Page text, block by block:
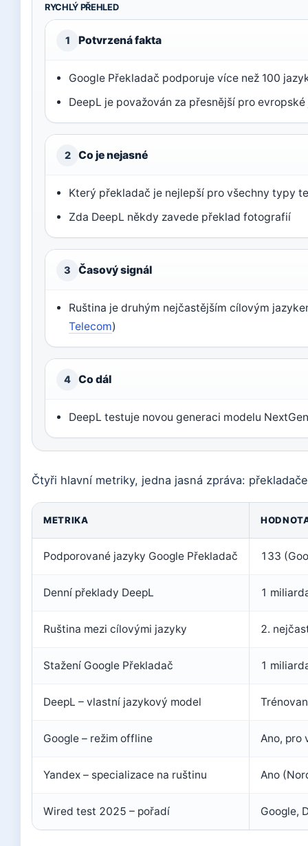
RYCHLÝ PŘEHLED
1 Potvrzená fakta
Google Překladač podporuje více než 100
DeepL je považován za přesnější pro
2 Co je nejasné
Který překladač je nejlepší pro všechny typy
Zda DeepL někdy zavede překlad fotografií
3 Časový signál
Ruština je druhým nejčastějším cílovým
Telecom)
4 Co dál
DeepL testuje novou generaci modelu
Čtyři hlavní metriky, jedna jasná zpráva:
METRIKA
Podporované jazyky Google Překladač 133
Denní překlady DeepL 1
Ruština mezi cílovými jazyky 2.
Stažení Google Překladač 1
DeepL – vlastní jazykový model
Google – režim offline Ano, pro
Yandex – specializace na ruštinu Ano
Wired test 2025 – pořadí Google,